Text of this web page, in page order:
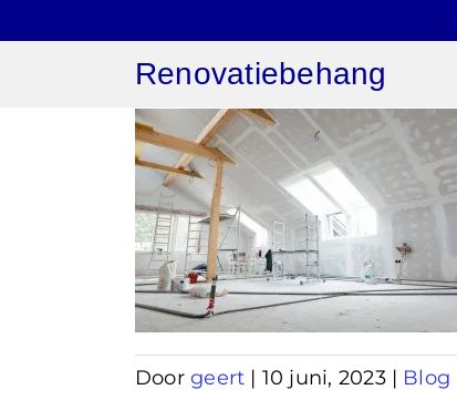
naar
Renovatiebehang
Doorgeert | 10 juni, 2023 | Blog